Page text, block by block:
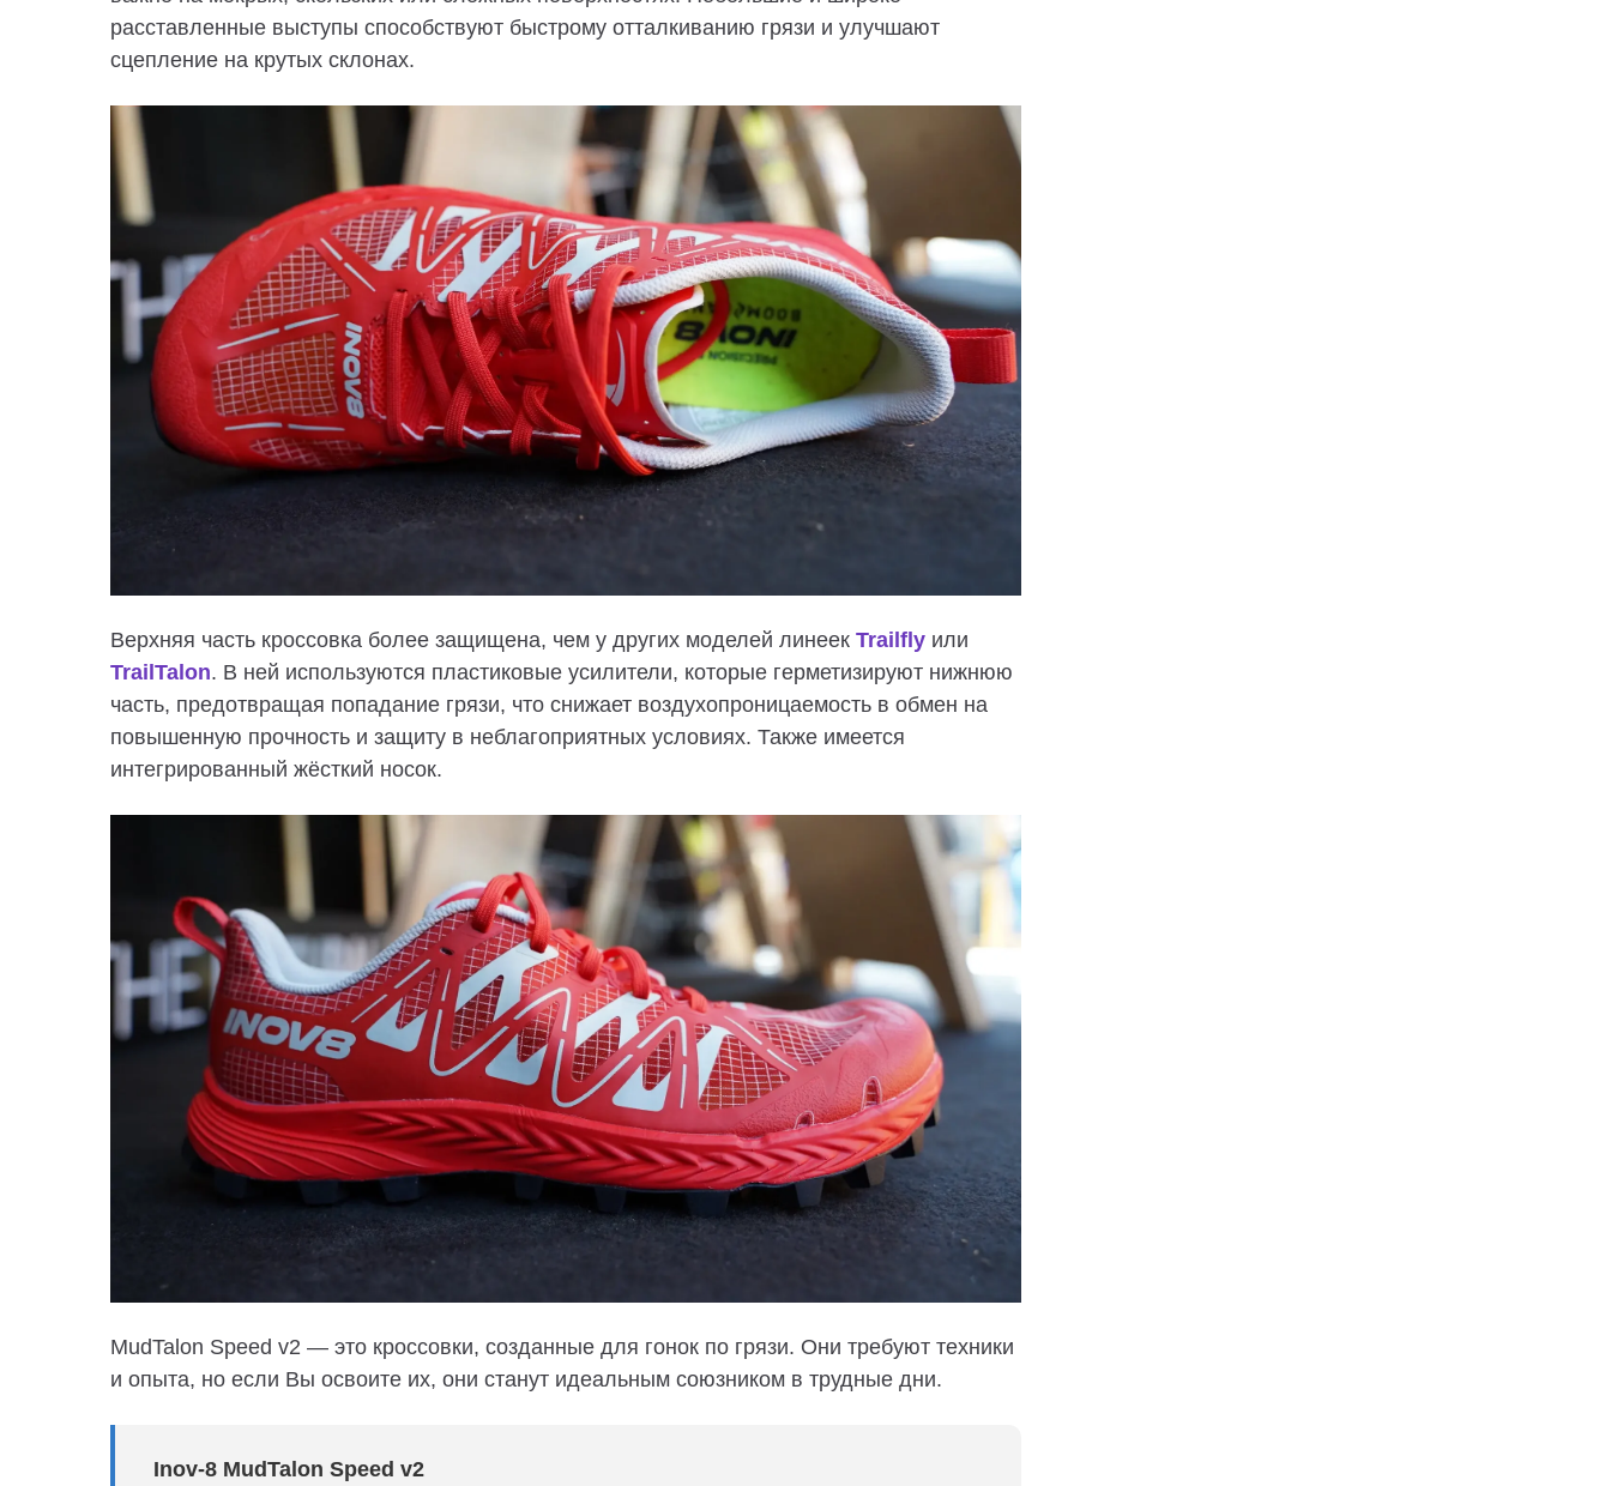
расставленные выступы способствуют быстрому отталкиванию грязи и улучшают
сцепление на крутых склонах.
Верхняя часть кроссовка более защищена, чем у других моделей линеек Trailfly или
TrailTalon. В ней используются пластиковые усилители, которые герметизируют нижнюю
часть, предотвращая попадание грязи, что снижает воздухопроницаемость в обмен на
повышенную прочность и защиту в неблагоприятных условиях. Также имеется
интегрированный жёсткий носок.
MudTalon Speed ​​​v2 — это кроссовки, созданные для гонок по грязи. Они требуют техники
и опыта, но если Вы освоите их, они станут идеальным союзником в трудные дни.
Inov-8 MudTalon Speed v2